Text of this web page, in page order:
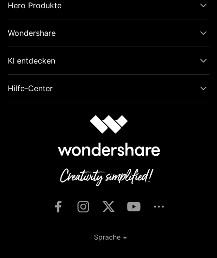
Hero Produkte
Wondershare
KI entdecken
Hilfe-Center
Sprache